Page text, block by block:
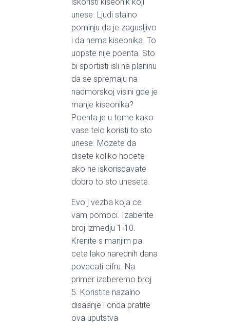
unese. Ljudi stalno
pominju da je zagusljivo
i da nema kiseonika. To
uopste nije poenta. Sto
bi sportisti isli na planinu
da se spremaju na
nadmorskoj visini gde je
manje kiseonika?
Poenta je u tome kako
vase telo koristi to sto
unese. Mozete da
disete koliko hocete
ako ne iskoriscavate
dobro to sto unesete.
Evo j vezba koja ce
vam pomoci. Izaberite
broj izmedju 1-10.
Krenite s manjim pa
cete lako narednih dana
povecati cifru. Na
primer izaberemo broj
5. Koristite nazalno
disaanje i onda pratite
ova uputstva